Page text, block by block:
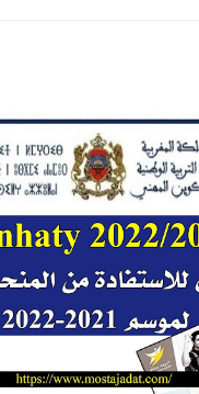
المرحلة الثانية
الإمتحان
المرحلة الثالثة
المرحلة الرابعة